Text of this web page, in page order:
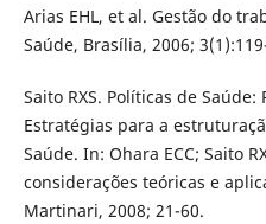
Arias EHL, et al. Gestão do
Saúde, Brasília, 2006;
Saito RXS. Políticas de
Estratégias para a
Saúde. In: Ohara ECC; Saito
considerações teóricas e
Martinari, 2008; 21-60.